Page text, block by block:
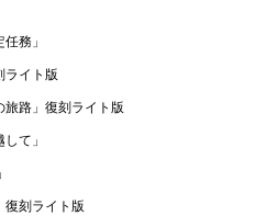
務」
ライト版
路」復刻ライト版
て」
復刻ライト版